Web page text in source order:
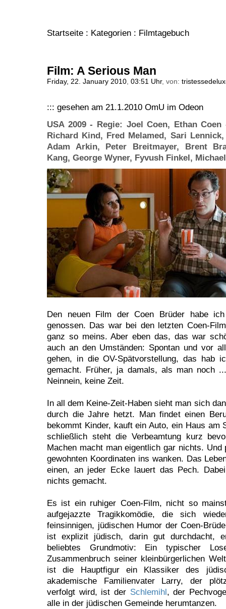
Startseite : Kategorien : Filmtagebuch
Film: A Serious Man
Friday, 22. January 2010, 03:51 Uhr, von:
::: gesehen am 21.1.2010 OmU im Odeon
USA 2009 - Regie: Joel Coen, Ethan
Richard Kind, Fred Melamed, Sari
Adam Arkin, Peter Breitmayer, Brent
Kang, George Wyner, Fyvush Finkel,
Den neuen Film der Coen Brüder habe
genossen. Das war bei den letzten Coen-
ganz so meins. Aber eben das, das war
auch an den Umständen: Spontan und vor
gehen, in die OV-Spätvorstellung, das hab
gemacht. Früher, ja damals, als man noch
Neinnein, keine Zeit.
In all dem Keine-Zeit-Haben sieht man sich
durch die Jahre hetzt. Man findet einen
bekommt Kinder, kauft ein Auto, ein Haus am
schließlich steht die Verbeamtung kurz
Machen macht man eigentlich gar nichts. Und
gewohnten Koordinaten ins wanken. Das
einen, an jeder Ecke lauert das Pech.
nichts gemacht.
Es ist ein ruhiger Coen-Film, nicht so
aufgejazzte Tragikkomödie, die sich
feinsinnigen, jüdischen Humor der Coen-
ist explizit jüdisch, darin gut durchdacht,
beliebtes Grundmotiv: Ein typischer
Zusammenbruch seiner kleinbürgerlichen
ist die Hauptfigur ein Klassiker des
akademische Familienvater Larry, der
verfolgt wird, ist der Schlemihl, der
alle in der jüdischen Gemeinde herumtanzen.